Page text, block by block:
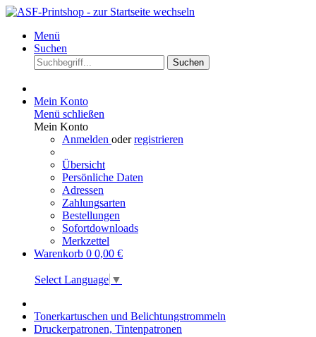
Menü
Suchen
Suchen
Mein Konto
Menü schließen
Mein Konto
Anmelden oderregistrieren
Übersicht
Persönliche Daten
Adressen
Zahlungsarten
Bestellungen
Sofortdownloads
Merkzettel
Warenkorb 0 0,00 €
Select Language ▼
Tonerkartuschen und Belichtungstrommeln
Druckerpatronen, Tintenpatronen